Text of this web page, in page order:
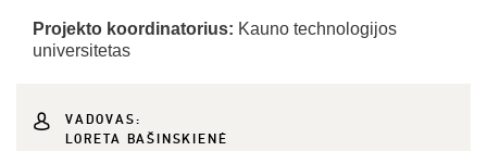
Projekto koordinatorius: Kauno technologijos
universitetas
VADOVAS:
LORETA BAŠINSKIENĖ